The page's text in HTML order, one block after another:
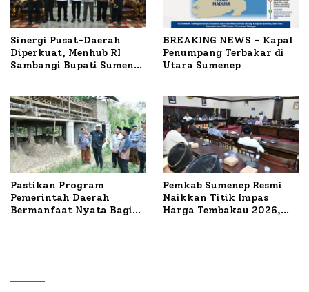
Sinergi Pusat-Daerah
Diperkuat, Menhub RI
Sambangi Bupati Sumenep
BREAKING NEWS – Kapal
Penumpang Terbakar di
Utara Sumenep
Pastikan Program
Pemerintah Daerah
Bermanfaat Nyata Bagi
Pemkab Sumenep Resmi
Naikkan Titik Impas
Harga Tembakau 2026,